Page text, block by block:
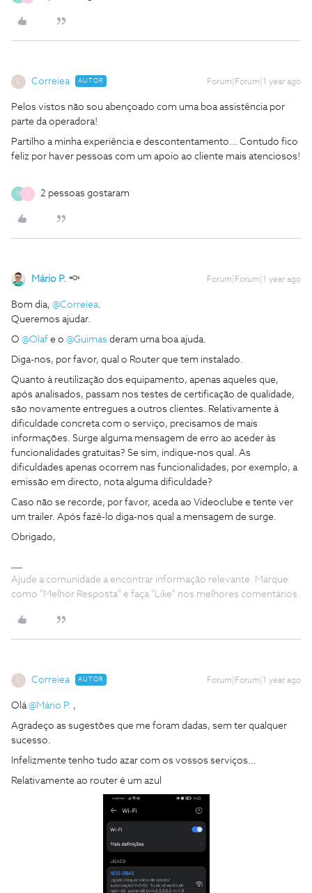
C Correiea AUTOR Forum|Forum|1 year ago
Pelos vistos não sou abençoado com uma boa assistência por
parte da operadora!
Partilho a minha experiência e descontentamento... Contudo fico
feliz por haver pessoas com um apoio ao cliente mais atenciosos!
R 2 pessoas gostaram
Mário P. Forum|Forum|1 year ago
Bom dia, ​ @Correiea.
Queremos ajudar.
O ​ @Olaf e o ​ @Guimas deram uma boa ajuda.
Diga-nos, por favor, qual o Router que tem instalado.
Quanto à reutilização dos equipamento, apenas aqueles que,
após analisados, passam nos testes de certificação de qualidade,
são novamente entregues a outros clientes. Relativamente à
dificuldade concreta com o serviço, precisamos de mais
informações. Surge alguma mensagem de erro ao aceder às
funcionalidades gratuitas? Se sim, indique-nos qual. As
dificuldades apenas ocorrem nas funcionalidades, por exemplo, a
emissão em directo, nota alguma dificuldade?
Caso não se recorde, por favor, aceda ao Videoclube e tente ver
um trailer. Após fazê-lo diga-nos qual a mensagem de surge.
Obrigado,
Ajude a comunidade a encontrar informação relevante. Marque
como "Melhor Resposta" e faça "Like" nos melhores comentários.
C Correiea AUTOR Forum|Forum|1 year ago
Olá ​@Mário P. ,
Agradeço as sugestões que me foram dadas, sem ter qualquer
sucesso.
Infelizmente tenho tudo azar com os vossos serviços...
Relativamente ao router é um azul